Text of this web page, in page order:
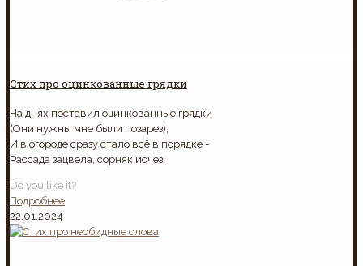
Стих про оцинкованные грядки
На днях поставил оцинкованные грядки
(Они нужны мне были позарез),
И в огороде сразу стало всё в порядке -
Рассада зацвела, сорняк исчез.
Do you like it?
Подробнее
22.01.2024